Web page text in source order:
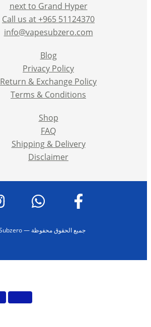
next to Grand Hyper
Call us at +965 51124370
info@vapesubzero.com
Blog
Privacy Policy
Return & Exchange Policy
Terms & Conditions
Shop
FAQ
Shipping & Delivery
Disclaimer
حقوق النشر © 2026 Vape Subzero — جميع الحقوق محفوظة